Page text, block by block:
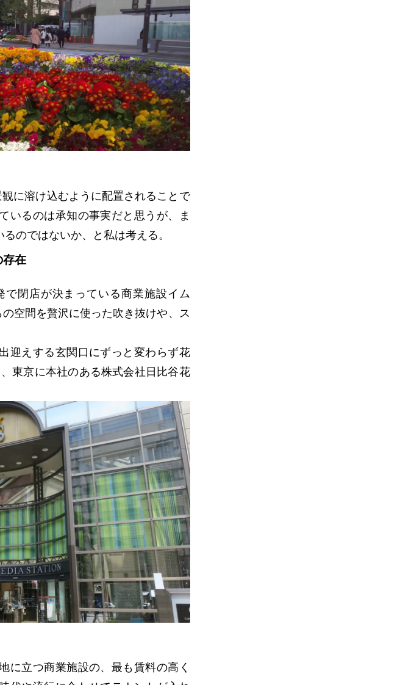
に溶け込むように配置されることで
いるのは承知の事実だと思うが、ま
のではないか、と私は考える。
存在
閉店が決まっている商業施設イム
空間を贅沢に使った吹き抜けや、ス
迎えする玄関口にずっと変わらず花
東京に本社のある株式会社日比谷花
に立つ商業施設の、最も賃料の高く